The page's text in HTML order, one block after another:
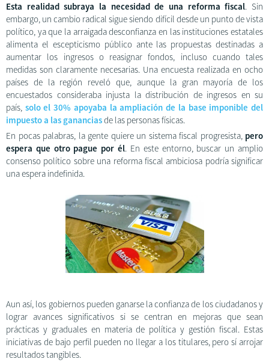
Esta realidad subraya la necesidad de una reforma fiscal. Sin
embargo, un cambio radical sigue siendo difícil desde un punto de vista
político, ya que la arraigada desconfianza en las instituciones estatales
alimenta el escepticismo público ante las propuestas destinadas a
aumentar los ingresos o reasignar fondos, incluso cuando tales
medidas son claramente necesarias. Una encuesta realizada en ocho
países de la región reveló que, aunque la gran mayoría de los
encuestados consideraba injusta la distribución de ingresos en su
país, solo el 30% apoyaba la ampliación de la base imponible del
impuesto a las gananciasde las personas físicas.
En pocas palabras, la gente quiere un sistema fiscal progresista, pero
espera que otro pague por él. En este entorno, buscar un amplio
consenso político sobre una reforma fiscal ambiciosa podría significar
una espera indefinida.
Aun así, los gobiernos pueden ganarse la confianza de los ciudadanos y
lograr avances significativos si se centran en mejoras que sean
prácticas y graduales en materia de política y gestión fiscal. Estas
iniciativas de bajo perfil pueden no llegar a los titulares, pero sí arrojar
resultados tangibles.